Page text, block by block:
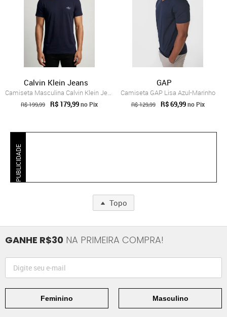
Calvin Klein Jeans
Camiseta Masculina Calvin Klein Jeans Lo...
R$ 199,99 R$ 179,99no Pix
GAP
Camiseta GAP Lisa Azul-Marinho
R$ 129,99 R$ 69,99 no Pix
PUBLICIDADE
Topo
GANHE R$30 NA PRIMEIRA COMPRA!
Feminino Masculino